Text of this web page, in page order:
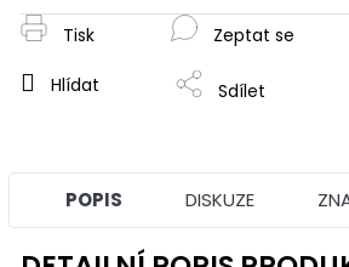
Tisk Zeptat se
Hlídat Sdílet
POPIS DISKUZE